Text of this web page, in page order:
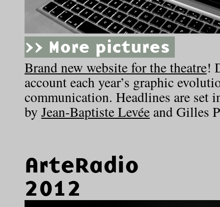
>> More pictures
Brand new website for the theatre!
account each year’s graphic
communication. Headlines are set
by Jean-Baptiste Levée and Gilles
ArteRadio
2012